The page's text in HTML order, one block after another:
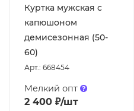
Куртка мужская с
капюшоном
демисезонная (50-
60)
Арт.: 668454
Мелкий опт
2 400 ₽/шт